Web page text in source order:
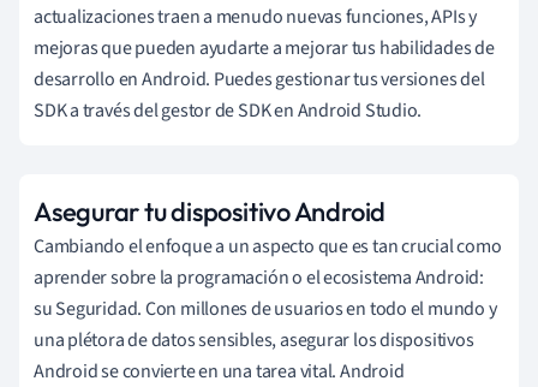
actualizaciones traen a menudo nuevas funciones, APIs y
mejoras que pueden ayudarte a mejorar tus habilidades de
desarrollo en Android. Puedes gestionar tus versiones del
SDK a través del gestor de SDK en Android Studio.
Asegurar tu dispositivo Android
Cambiando el enfoque a un aspecto que es tan crucial como
aprender sobre la programación o el ecosistema Android:
su Seguridad. Con millones de usuarios en todo el mundo y
una plétora de datos sensibles, asegurar los dispositivos
Android se convierte en una tarea vital. Android